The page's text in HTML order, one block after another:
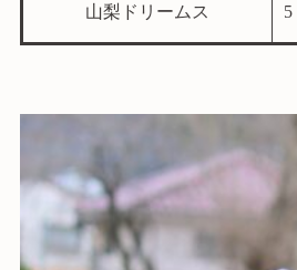
山梨ドリームス 5